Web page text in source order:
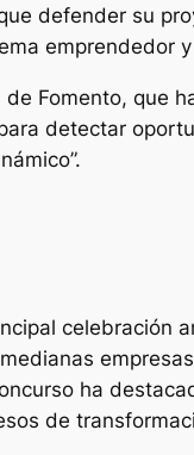
defender su
emprendedor
Fomento, que
detectar
celebración
ha
de